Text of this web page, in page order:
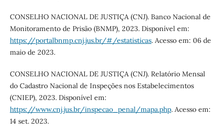
CONSELHO NACIONAL DE JUSTIÇA (CNJ). Banco Nacional de
Monitoramento de Prisão (BNMP), 2023. Disponível em:
https://portalbnmp.cnj.jus.br/#/estatisticas. Acesso em: 06 de
maio de 2023.
CONSELHO NACIONAL DE JUSTIÇA (CNJ). Relatório Mensal
do Cadastro Nacional de Inspeções nos Estabelecimentos
(CNIEP), 2023. Disponível em:
https://www.cnj.jus.br/inspecao_penal/mapa.php. Acesso em:
14 set. 2023.